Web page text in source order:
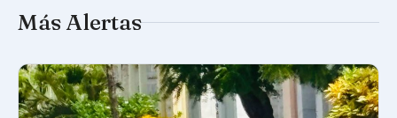
Más Alertas